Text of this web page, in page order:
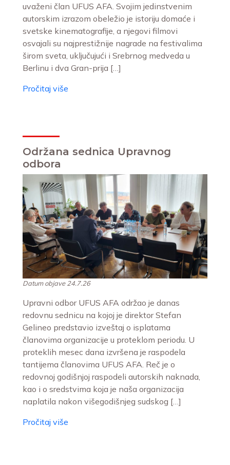
uvaženi član UFUS AFA. Svojim jedinstvenim
autorskim izrazom obeležio je istoriju domaće i
svetske kinematografije, a njegovi filmovi
osvajali su najprestižnije nagrade na festivalima
širom sveta, uključujući i Srebrnog medveda u
Berlinu i dva Gran-prija […]
Pročitaj više
Održana sednica Upravnog
odbora
Datum objave 24.7.26
Upravni odbor UFUS AFA održao je danas
redovnu sednicu na kojoj je direktor Stefan
Gelineo predstavio izveštaj o isplatama
članovima organizacije u proteklom periodu. U
proteklih mesec dana izvršena je raspodela
tantijema članovima UFUS AFA. Reč je o
redovnoj godišnjoj raspodeli autorskih naknada,
kao i o sredstvima koja je naša organizacija
naplatila nakon višegodišnjeg sudskog […]
Pročitaj više